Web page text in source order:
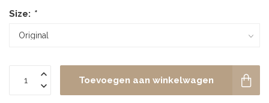
Size: *
Toevoegen aan winkelwagen